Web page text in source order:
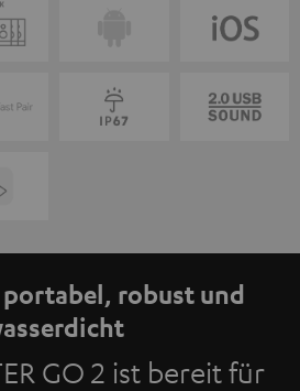
robust und
GO 2 ist bereit für